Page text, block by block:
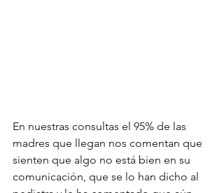
En nuestras consultas el 95% de las
madres que llegan nos comentan que
sienten que algo no está bien en su
comunicación, que se lo han dicho al